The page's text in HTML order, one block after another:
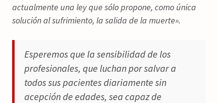
actualmente una ley que sólo propone, como única
solución al sufrimiento, la salida de la muerte».
Esperemos que la sensibilidad de los
profesionales, que luchan por salvar a
todos sus pacientes diariamente sin
acepción de edades, sea capaz de